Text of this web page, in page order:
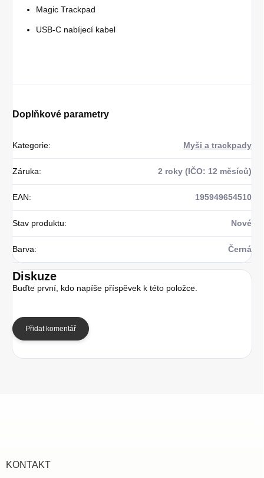
Magic Trackpad
USB-C nabíjecí kabel
Doplňkové parametry
Kategorie: Myši a trackpady
Záruka: 2 roky (IČO: 12 měsíců)
EAN: 195949654510
Stav produktu: Nové
Barva: Černá
Diskuze
Buďte první, kdo napíše příspěvek k této položce.
Přidat komentář
KONTAKT